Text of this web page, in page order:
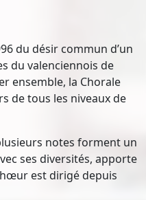
du désir commun d’un
du valenciennois de
ensemble, la Chorale
de tous les niveaux de
notes forment un
ses diversités, apporte
est dirigé depuis